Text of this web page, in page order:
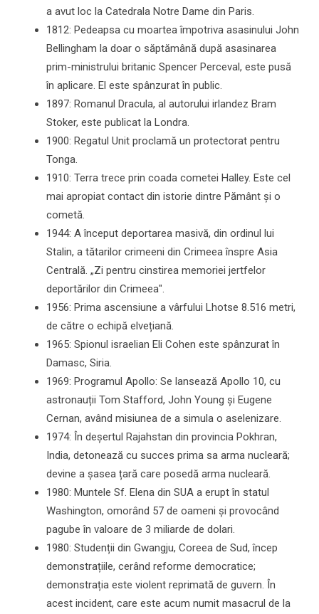
a avut loc la Catedrala Notre Dame din Paris.
1812: Pedeapsa cu moartea împotriva asasinului John
Bellingham la doar o săptămână după asasinarea
prim-ministrului britanic Spencer Perceval, este pusă
în aplicare. El este spânzurat în public.
1897: Romanul Dracula, al autorului irlandez Bram
Stoker, este publicat la Londra.
1900: Regatul Unit proclamă un protectorat pentru
Tonga.
1910: Terra trece prin coada cometei Halley. Este cel
mai apropiat contact din istorie dintre Pământ și o
cometă.
1944: A început deportarea masivă, din ordinul lui
Stalin, a tătarilor crimeeni din Crimeea înspre Asia
Centrală. „Zi pentru cinstirea memoriei jertfelor
deportărilor din Crimeea".
1956: Prima ascensiune a vârfului Lhotse 8.516 metri,
de către o echipă elvețiană.
1965: Spionul israelian Eli Cohen este spânzurat în
Damasc, Siria.
1969: Programul Apollo: Se lansează Apollo 10, cu
astronauții Tom Stafford, John Young și Eugene
Cernan, având misiunea de a simula o aselenizare.
1974: În deșertul Rajahstan din provincia Pokhran,
India, detonează cu succes prima sa arma nucleară;
devine a șasea țară care posedă arma nucleară.
1980: Muntele Sf. Elena din SUA a erupt în statul
Washington, omorând 57 de oameni și provocând
pagube în valoare de 3 miliarde de dolari.
1980: Studenții din Gwangju, Coreea de Sud, încep
demonstrațiile, cerând reforme democratice;
demonstrația este violent reprimată de guvern. În
acest incident, care este acum numit masacrul de la